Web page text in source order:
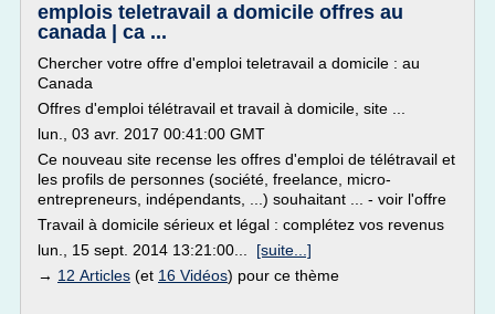
emplois teletravail a domicile offres au
canada | ca ...
Chercher votre offre d'emploi teletravail a domicile : au
Canada
Offres d'emploi télétravail et travail à domicile, site ...
lun., 03 avr. 2017 00:41:00 GMT
Ce nouveau site recense les offres d'emploi de télétravail et
les profils de personnes (société, freelance, micro-
entrepreneurs, indépendants, ...) souhaitant ... - voir l'offre
Travail à domicile sérieux et légal : complétez vos revenus
lun., 15 sept. 2014 13:21:00... [suite...]
→ 12 Articles (et 16 Vidéos) pour ce thème